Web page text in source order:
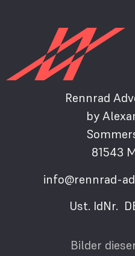
Rennrad
by
81543
info@rennrad-
Ust. IdNr.
Bilder